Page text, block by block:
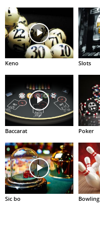
Keno Slots
Baccarat Poker
Sic bo Bowling